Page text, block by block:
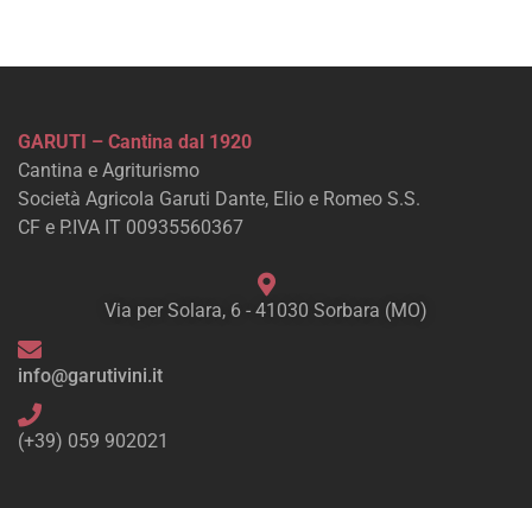
GARUTI – Cantina dal 1920
Cantina e Agriturismo
Società Agricola Garuti Dante, Elio e Romeo S.S.
CF e P.IVA IT 00935560367
Via per Solara, 6 - 41030 Sorbara (MO)
info@garutivini.it
(+39) 059 902021